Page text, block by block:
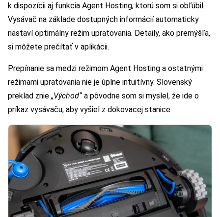
k dispozícii aj funkcia Agent Hosting, ktorú som si obľúbil.
Vysávač na základe dostupných informácií automaticky
nastaví optimálny režim upratovania. Detaily, ako premýšľa,
si môžete prečítať v aplikácii.
Prepínanie sa medzi režimom Agent Hosting a ostatnými
režimami upratovania nie je úplne intuitívny. Slovenský
preklad znie „Východ“a pôvodne som si myslel, že ide o
príkaz vysávaču, aby vyšiel z dokovacej stanice.